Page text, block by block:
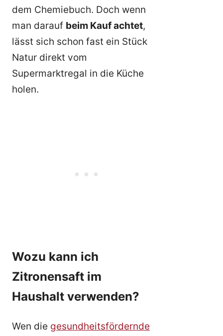
dem Chemiebuch. Doch wenn
man darauf beim Kauf achtet,
lässt sich schon fast ein Stück
Natur direkt vom
Supermarktregal in die Küche
holen.
Wozu kann ich
Zitronensaft im
Haushalt verwenden?
Wen die gesundheitsfördernde